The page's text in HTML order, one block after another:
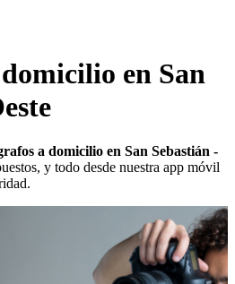
en San
a domicilio en San Sebastián -
y todo desde nuestra app móvil